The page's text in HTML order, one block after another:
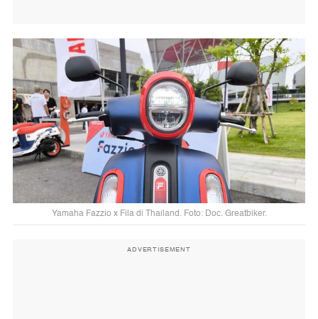
Yamaha Fazzio x Fila di Thailand. Foto: Doc. Greatbiker.
ADVERTISEMENT